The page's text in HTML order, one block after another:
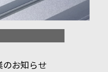
のお知らせ